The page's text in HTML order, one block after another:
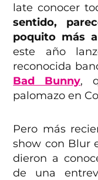
late conocer
sentido,
poquito más
este año
reconocida
Bad Bunny,
palomazo en
Pero más
show con Blur
dieron a
de una